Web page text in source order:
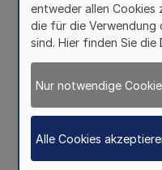
entweder allen Cookies
die für die Verwendung
sind. Hier finden Sie die
Nur notwendige
Alle Cookies